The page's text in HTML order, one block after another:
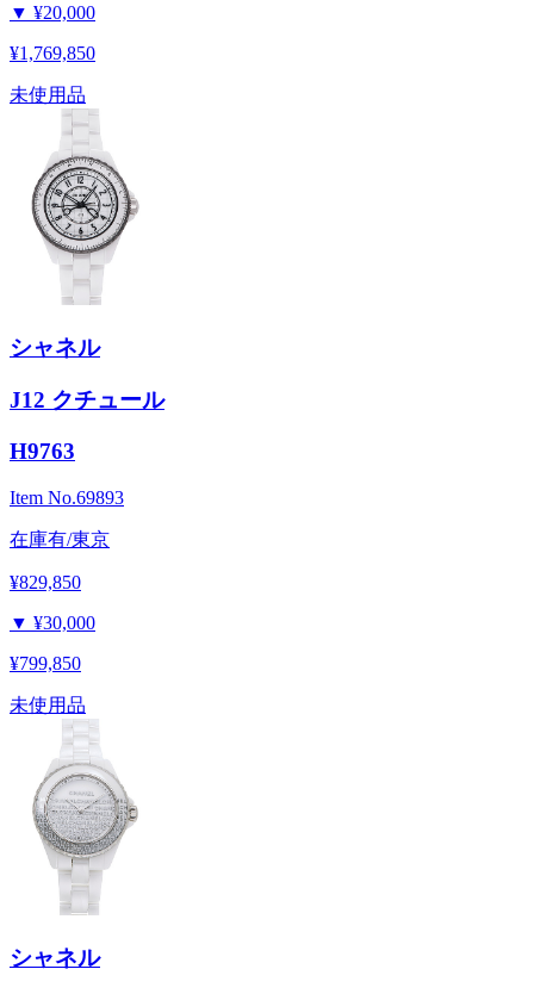
▼ ¥20,000
¥1,769,850
未使用品
シャネル
J12 クチュール
H9763
Item No.69893
在庫有/東京
¥829,850
▼ ¥30,000
¥799,850
未使用品
シャネル